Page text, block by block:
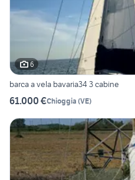
6
barca a vela bavaria34 3 cabine
61.000 €Chioggia (VE)